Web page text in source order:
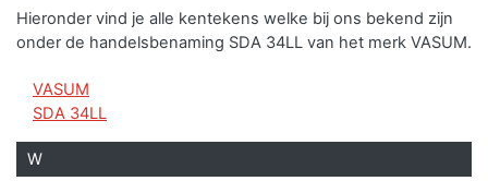
Hieronder vind je alle kentekens welke bij ons bekend zijn
onder de handelsbenaming SDA 34LL van het merk VASUM.
VASUM
SDA 34LL
W